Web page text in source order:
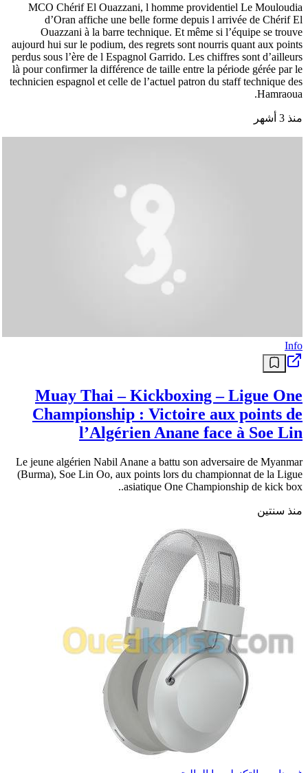
MCO Chérif El Ouazzani, l homme providentiel Le Mouloudia
d’Oran affiche une belle forme depuis l arrivée de Chérif El
Ouazzani à la barre technique. Et même si l’équipe se trouve
aujourd hui sur le podium, des regrets sont nourris quant aux points
perdus sous l’ère de l Espagnol Garrido. Les chiffres sont d’ailleurs
là pour confirmer la différence de taille entre la période gérée par le
technicien espagnol et celle de l’actuel patron du staff technique des
Hamraoua.
منذ 3 أشهر
Info
Muay Thai – Kickboxing – Ligue One
Championship : Victoire aux points de
l’Algérien Anane face à Soe Lin
Le jeune algérien Nabil Anane a battu son adversaire de Myanmar
(Burma), Soe Lin Oo, aux points lors du championnat de la Ligue
asiatique One Championship de kick box..
منذ سنتين